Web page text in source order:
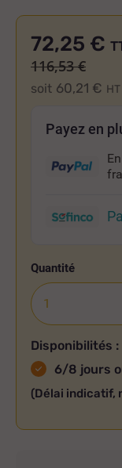
72,25 €
soit 60,21 € HT
116,53 €
Payez en
Quantité
Disponibilités :
6/8 jours
(Délai indicatif,